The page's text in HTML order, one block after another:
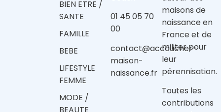
BIEN ETRE /
SANTE
FAMILLE
BEBE
LIFESTYLE
FEMME
MODE /
BEAUTE
01 45 05 70
00
contact@accoucher-
maison-
naissance.fr
maisons de
naissance en
France et de
militer pour
leur
pérennisation.
Toutes les
contributions